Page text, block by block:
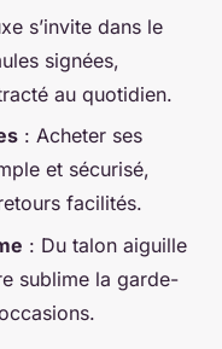
s’invite dans le
signées,
au quotidien.
: Acheter ses
et sécurisé,
facilités.
: Du talon aiguille
sublime la garde-